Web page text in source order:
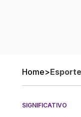
Home>
SIGNIFICATIVO